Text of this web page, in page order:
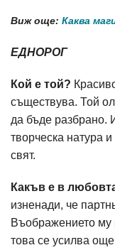
Виж още: Каква
ЕДНОРОГ
Кой е той?
съществува. Той
да бъде разбрано.
творческа натура
свят.
Какъв е в
изненади, че
Въображението му
това се усилва